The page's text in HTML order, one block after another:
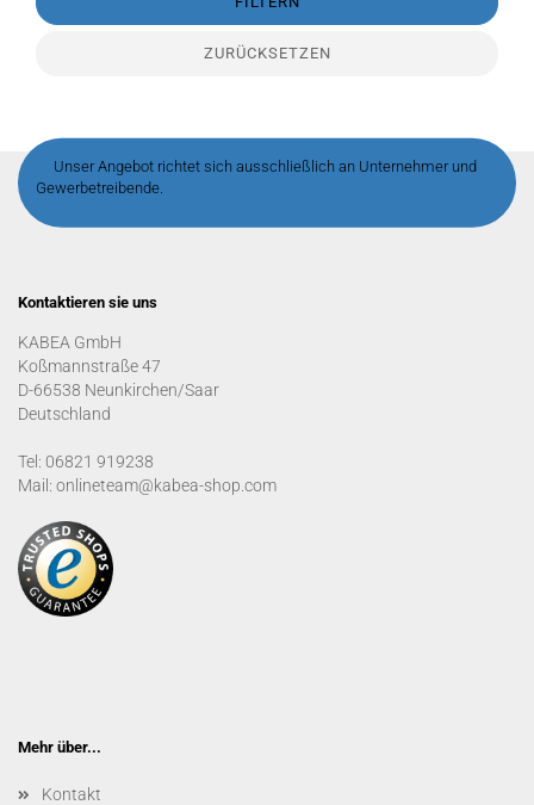
ZURÜCKSETZEN
Unser Angebot richtet sich ausschließlich an Unternehmer und
Gewerbetreibende.
Kontaktieren sie uns
KABEA GmbH
Koßmannstraße 47
D-66538 Neunkirchen/Saar
Deutschland
Tel: 06821 919238
Mail: onlineteam@kabea-shop.com
Mehr über...
Kontakt